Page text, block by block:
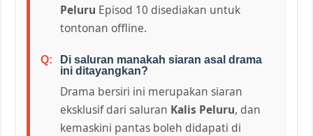
Peluru Episod 10 disediakan untuk
tontonan offline.
Di saluran manakah siaran asal drama
ini ditayangkan?
Drama bersiri ini merupakan siaran
eksklusif dari saluran Kalis Peluru, dan
kemaskini pantas boleh didapati di